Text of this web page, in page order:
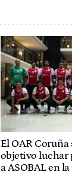
El OAR
objetivo luchar
a ASOBAL en